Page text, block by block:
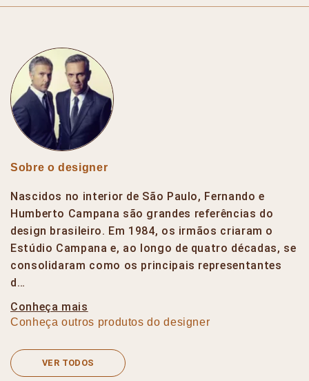
Sobre o designer
Nascidos no interior de São Paulo, Fernando e
Humberto Campana são grandes referências do
design brasileiro. Em 1984, os irmãos criaram o
Estúdio Campana e, ao longo de quatro décadas, se
consolidaram como os principais representantes
d…
Conheça mais
Conheça outros produtos do designer
VER TODOS